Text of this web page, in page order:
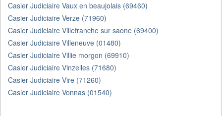
Casier Judiciaire Vaux en beaujolais (69460)
Casier Judiciaire Verze (71960)
Casier Judiciaire Villefranche sur saone (69400)
Casier Judiciaire Villeneuve (01480)
Casier Judiciaire Villie morgon (69910)
Casier Judiciaire Vinzelles (71680)
Casier Judiciaire Vire (71260)
Casier Judiciaire Vonnas (01540)